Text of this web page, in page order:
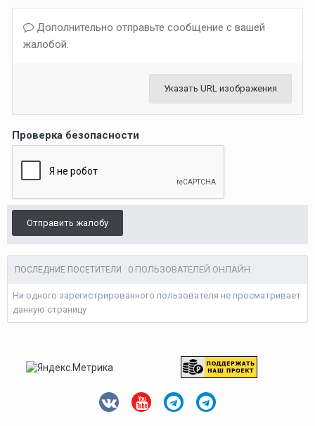
Дополнительно отправьте сообщение с вашей
жалобой.
Указать URL изображения
Проверка безопасности
Отправить жалобу
ПОСЛЕДНИЕ ПОСЕТИТЕЛИ 0 ПОЛЬЗОВАТЕЛЕЙ ОНЛАЙН
Ни одного зарегистрированного пользователя не просматривает
данную страницу